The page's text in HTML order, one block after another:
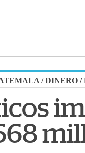
/DINERO /